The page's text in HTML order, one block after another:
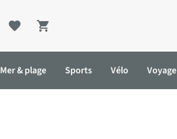
Shopping cart
Mer & plage Sports Vélo Voyage